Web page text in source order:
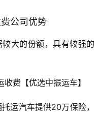
公司优势
大的份额，具有较强的
运汽车提供20万保险，